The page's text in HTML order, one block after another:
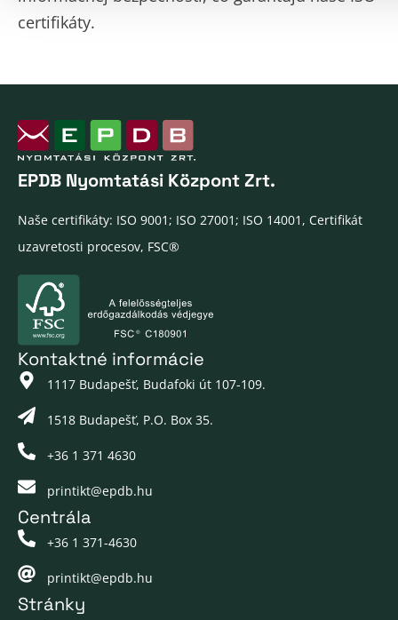
certifikáty.
EPDB Nyomtatási Központ Zrt.
Naše certifikáty: ISO 9001; ISO 27001; ISO 14001, Certifikát
uzavretosti procesov, FSC®
Kontaktné informácie
1117 Budapešť, Budafoki út 107-109.
1518 Budapešť, P.O. Box 35.
+36 1 371 4630
printikt@epdb.hu
Centrála
+36 1 371-4630
printikt@epdb.hu
Stránky